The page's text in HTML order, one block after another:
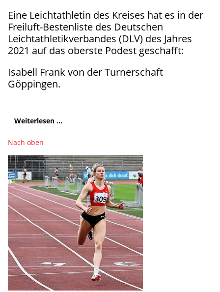
Eine Leichtathletin des Kreises hat es in der
Freiluft-Bestenliste des Deutschen
Leichtathletikverbandes (DLV) des Jahres
2021 auf das oberste Podest geschafft:
Isabell Frank von der Turnerschaft
Göppingen.
Weiterlesen ...
Nach oben